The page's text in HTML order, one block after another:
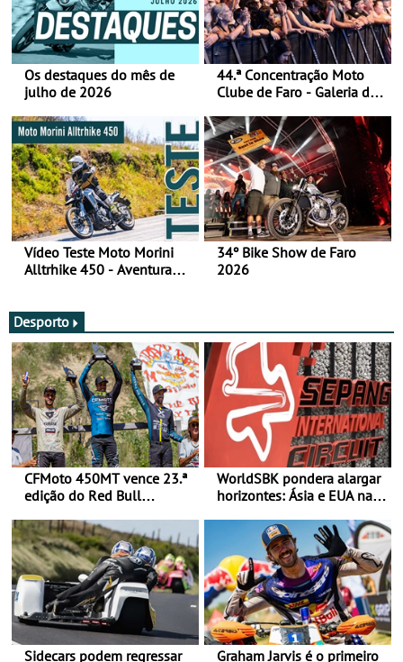
Os destaques do mês de
julho de 2026
44.ª Concentração Moto
Clube de Faro - Galeria de
Vídeo Teste Moto Morini
Alltrhike 450 - Aventura
34º Bike Show de Faro
2026
Desporto
CFMoto 450MT vence 23.ª
edição do Red Bull
Categorias Adventure -
Vitória na Ultimate, Core e
Lite
WorldSBK pondera alargar
horizontes: Ásia e EUA na
Sidecars podem regressar Graham Jarvis é o primeiro